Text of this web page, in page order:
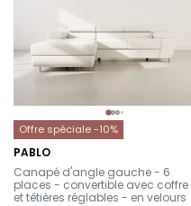
Offre spéciale -10%
PABLO
-
Canapé d'angle gauche - 6
places - convertible avec coffre
et têtières réglables - en velours